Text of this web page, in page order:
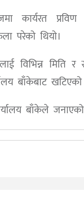
कार्यरत
परेको थियो।
विभिन्न मिति र
बाँकेबाट
बाँकेले